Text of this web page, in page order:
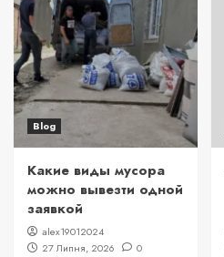
Blog
Какие виды мусора
можно вывезти одной
заявкой
alex19012024
27 Липня, 2026
0